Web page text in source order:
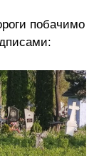
побачимо